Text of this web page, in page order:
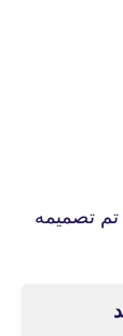
تم تصميمه